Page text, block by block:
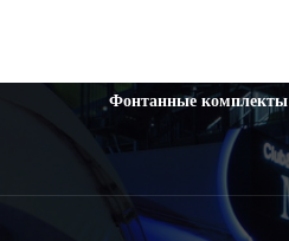
Фонтанные комплекты